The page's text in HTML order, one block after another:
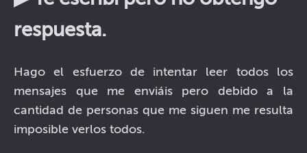
respuesta.
Hago el esfuerzo de intentar leer todos los
mensajes que me enviáis pero debido a la
cantidad de personas que me siguen me resulta
imposible verlos todos.